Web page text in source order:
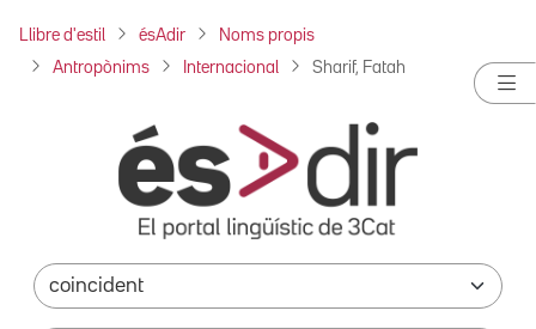
Llibre d'estil ésAdir Noms propis
Antropònims Internacional Sharif, Fatah